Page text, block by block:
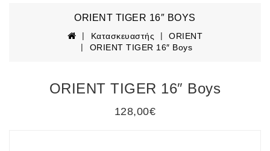
ORIENT TIGER 16″ BOYS
Κατασκευαστής
ORIENT
ORIENT TIGER 16″ Boys
ORIENT TIGER 16″ Boys
128,00€